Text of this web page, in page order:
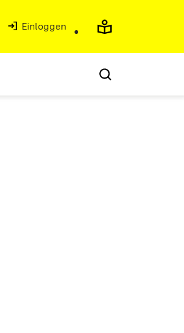
(Öffnet in neuem Fenster)
Einloggen